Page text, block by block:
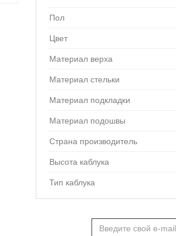
Пол
Цвет
Материал верха
Материал стельки
Материал подкладки
Материал подошвы
Страна производитель
Высота каблука
Тип каблука